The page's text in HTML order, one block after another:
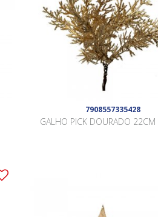
7908557335428
GALHO PICK DOURADO